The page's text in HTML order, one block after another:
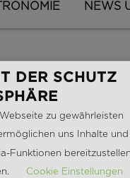
NEWS
DER SCHUTZ
zu gewährleisten
uns Inhalte und
Funktionen
Cookie Einstellungen